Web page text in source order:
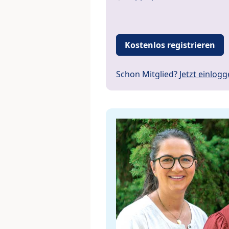
Kostenlos registrieren
Schon Mitglied? Jetzt